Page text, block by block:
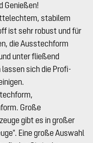
Genießen!
stabilem
ist sehr robust und für
die Ausstechform
unter fließend
sich die Profi-
Große
gibt es in großer
Eine große Auswahl